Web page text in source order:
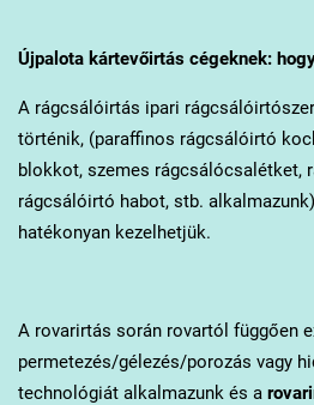
Újpalotakártevőirtás cégeknek:
A rágcsálóirtás ipari
történik, (paraffinos rágcsálóirtó
blokkot, szemes rágcsálócsalétket,
rágcsálóirtó habot, stb.
hatékonyan kezelhetjük.
A rovarirtás során rovartól függően
permetezés/gélezés/porozás vagy
technológiát alkalmazunk és a